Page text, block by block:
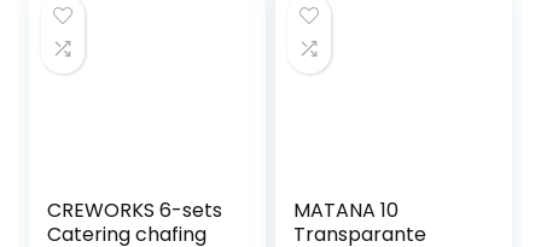
CREWORKS 6-sets
Catering chafing
MATANA 10
Transparante